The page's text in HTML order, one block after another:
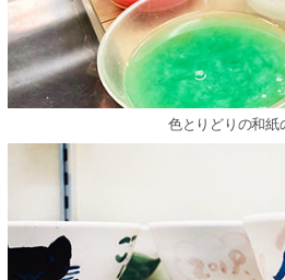
色とりどりの和紙